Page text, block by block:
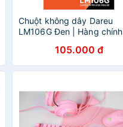
Chuột không dây Dareu
LM106G Đen | Hàng chính
105.000 đ